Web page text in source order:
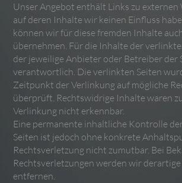
Unser Angebot enthält Links zu
auf deren Inhalte wir keinen Einfluss
können wir für diese fremden Inhalte
übernehmen. Für die Inhalte der
der jeweilige Anbieter oder Betreiber der
verantwortlich. Die verlinkten Seiten
Zeitpunkt der Verlinkung auf mögliche
überprüft. Rechtswidrige Inhalte waren
Verlinkung nicht erkennbar.
Eine permanente inhaltliche Kontrolle
Seiten ist jedoch ohne konkrete
Rechtsverletzung nicht zumutbar. Bei
Rechtsverletzungen werden wir
entfernen.